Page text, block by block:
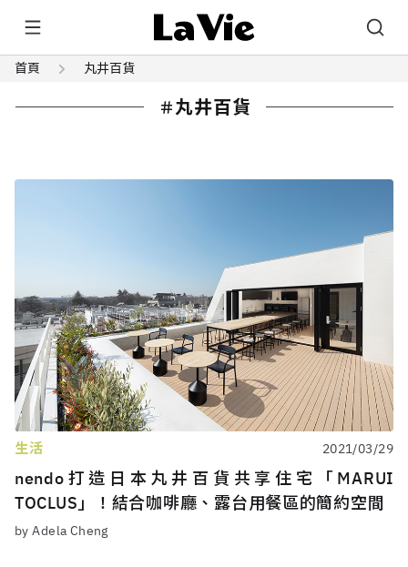
首頁 丸井百貨
丸井百貨
生活 2021/03/29
nendo打造日本丸井百貨共享住宅「MARUI
TOCLUS」！結合咖啡廳、露台用餐區的簡約空間
by Adela Cheng